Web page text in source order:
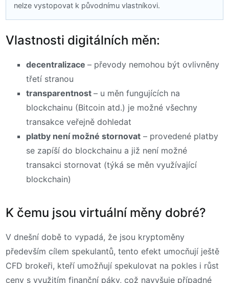
nelze vystopovat k původnímu vlastníkovi.
Vlastnosti digitálních měn:
decentralizace – převody nemohou být ovlivněny
třetí stranou
transparentnost – u měn fungujících na
blockchainu (Bitcoin atd.) je možné všechny
transakce veřejně dohledat
platby není možné stornovat – provedené platby
se zapíší do blockchainu a již není možné
transakci stornovat (týká se měn využívající
blockchain)
K čemu jsou virtuální měny dobré?
V dnešní době to vypadá, že jsou kryptoměny
především cílem spekulantů, tento efekt umocňují ještě
CFD brokeři, kteří umožňují spekulovat na pokles i růst
ceny s využitím finanční páky, což navyšuje případné